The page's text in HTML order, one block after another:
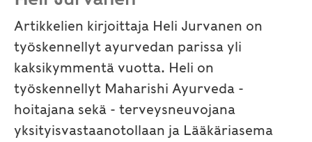
Artikkelien kirjoittaja Heli Jurvanen on
työskennellyt ayurvedan parissa yli
kaksikymmentä vuotta. Heli on
työskennellyt Maharishi Ayurveda -
hoitajana sekä - terveysneuvojana
yksityisvastaanotollaan ja Lääkäriasema